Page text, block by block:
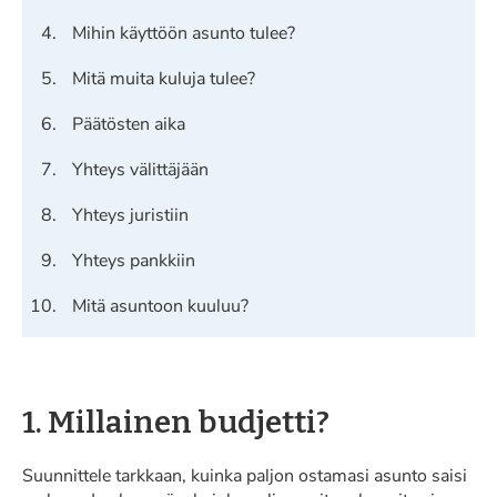
Mihin käyttöön asunto tulee?
Mitä muita kuluja tulee?
Päätösten aika
Yhteys välittäjään
Yhteys juristiin
Yhteys pankkiin
Mitä asuntoon kuuluu?
1. Millainen budjetti?
Suunnittele tarkkaan, kuinka paljon ostamasi asunto saisi